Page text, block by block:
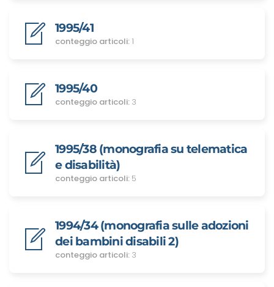
1995/41
conteggio articoli: 1
1995/40
conteggio articoli: 3
1995/38 (monografia su telematica
e disabilità)
conteggio articoli: 5
1994/34 (monografia sulle adozioni
dei bambini disabili 2)
conteggio articoli: 3